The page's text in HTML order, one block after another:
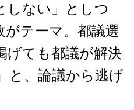
しない」としつ
がテーマ。都議選
げても都議が解決
と、論議から逃げ